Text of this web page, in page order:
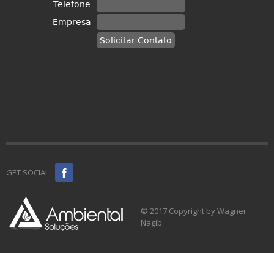
GET SOCIAL
© 2017 Copyright by Wagner
Nagib